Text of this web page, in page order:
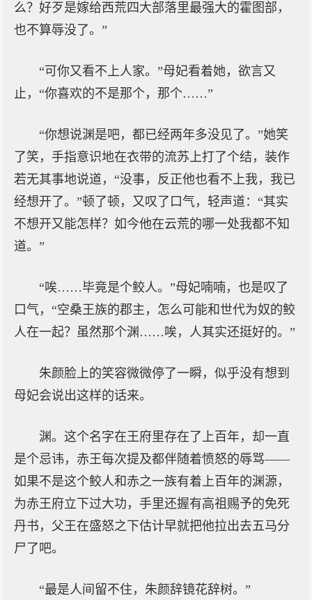
么？好歹是嫁给西荒四大部落里最强大的霍图部，
也不算辱没了。”
“可你又看不上人家。”母妃看着她，欲言又
止，“你喜欢的不是那个，那个……”
“你想说渊是吧，都已经两年多没见了。”她笑
了笑，手指意识地在衣带的流苏上打了个结，装作
若无其事地说道，“没事，反正他也看不上我，我已
经想开了。”顿了顿，又叹了口气，轻声道：“其实
不想开又能怎样？如今他在云荒的哪一处我都不知
道。”
“唉……毕竟是个鲛人。”母妃喃喃，也是叹了
口气，“空桑王族的郡主，怎么可能和世代为奴的鲛
人在一起？虽然那个渊……唉，人其实还挺好的。”
朱颜脸上的笑容微微停了一瞬，似乎没有想到
母妃会说出这样的话来。
渊。这个名字在王府里存在了上百年，却一直
是个忌讳，赤王每次提及都伴随着愤怒的辱骂——
如果不是这个鲛人和赤之一族有着上百年的渊源，
为赤王府立下过大功，手里还握有高祖赐予的免死
丹书，父王在盛怒之下估计早就把他拉出去五马分
尸了吧。
“最是人间留不住，朱颜辞镜花辞树。”